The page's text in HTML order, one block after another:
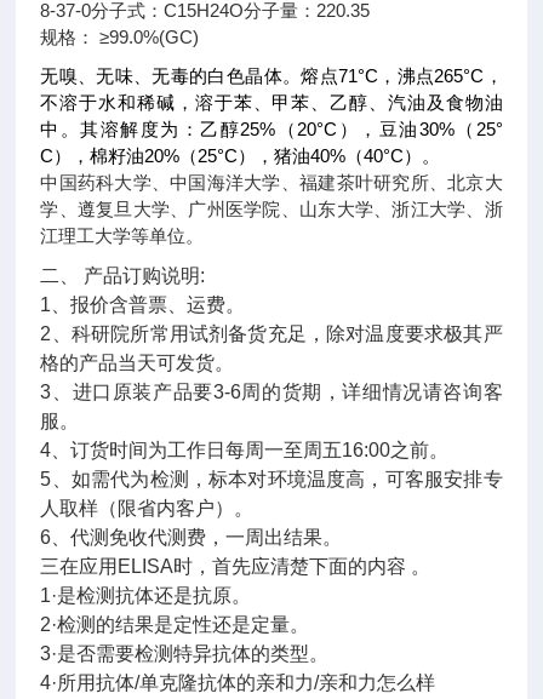
8-37-0分子式：C15H24O分子量：220.35
规格： ≥99.0%(GC)
无嗅、无味、无毒的白色晶体。熔点71°C，沸点265°C，
不溶于水和稀碱，溶于苯、甲苯、乙醇、汽油及食物油
中。其溶解度为：乙醇25%（20°C），豆油30%（25°
C），棉籽油20%（25°C），猪油40%（40°C）。
中国药科大学、中国海洋大学、福建茶叶研究所、北京大
学、遵复旦大学、广州医学院、山东大学、浙江大学、浙
江理工大学等单位。
二、 产品订购说明:
1、报价含普票、运费。
2、科研院所常用试剂备货充足，除对温度要求极其严
格的产品当天可发货。
3、进口原装产品要3-6周的货期，详细情况请咨询客
服。
4、订货时间为工作日每周一至周五16:00之前。
5、如需代为检测，标本对环境温度高，可客服安排专
人取样（限省内客户）。
6、代测免收代测费，一周出结果。
三在应用ELISA时，首先应清楚下面的内容 。
1·是检测抗体还是抗原。
2·检测的结果是定性还是定量。
3·是否需要检测特异抗体的类型。
4·所用抗体/单克隆抗体的亲和力/亲和力怎么样